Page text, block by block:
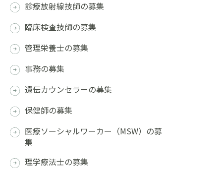
診療放射線技師の募集
臨床検査技師の募集
管理栄養士の募集
事務の募集
遺伝カウンセラーの募集
保健師の募集
医療ソーシャルワーカー（MSW）の募
集
理学療法士の募集